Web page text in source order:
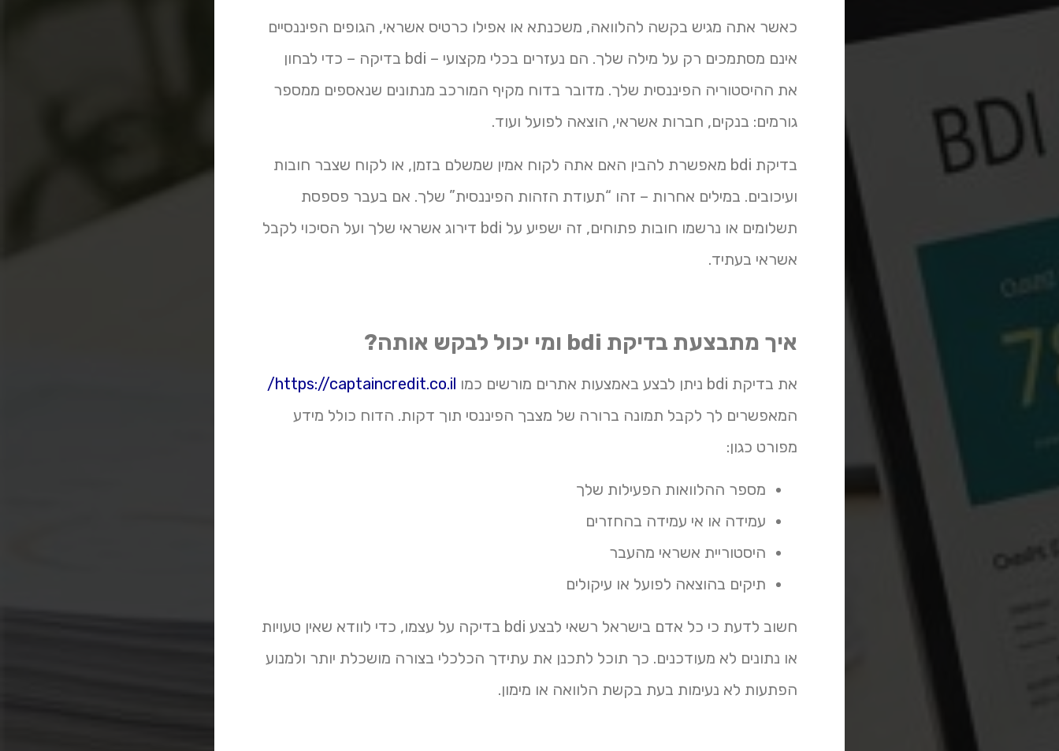
כאשר אתה מגיש בקשה להלוואה, משכנתא או אפילו כרטיס אשראי, הגופים הפיננסיים
אינם מסתמכים רק על מילה שלך. הם נעזרים בכלי מקצועי – bdi בדיקה – כדי לבחון
את ההיסטוריה הפיננסית שלך. מדובר בדוח מקיף המורכב מנתונים שנאספים ממספר
גורמים: בנקים, חברות אשראי, הוצאה לפועל ועוד.
בדיקת bdi מאפשרת להבין האם אתה לקוח אמין שמשלם בזמן, או לקוח שצבר חובות
ועיכובים. במילים אחרות – זהו “תעודת הזהות הפיננסית” שלך. אם בעבר פספסת
תשלומים או נרשמו חובות פתוחים, זה ישפיע על bdi דירוג אשראי שלך ועל הסיכוי לקבל
אשראי בעתיד.
איך מתבצעת בדיקת bdi ומי יכול לבקש אותה?
את בדיקת bdi ניתן לבצע באמצעות אתרים מורשים כמו
https://captaincredit.co.il/
המאפשרים לך לקבל תמונה ברורה של מצבך הפיננסי תוך דקות. הדוח כולל מידע
מפורט כגון:
מספר ההלוואות הפעילות שלך
עמידה או אי עמידה בהחזרים
היסטוריית אשראי מהעבר
תיקים בהוצאה לפועל או עיקולים
חשוב לדעת כי כל אדם בישראל רשאי לבצע bdi בדיקה על עצמו, כדי לוודא שאין טעויות
או נתונים לא מעודכנים. כך תוכל לתכנן את עתידך הכלכלי בצורה מושכלת יותר ולמנוע
הפתעות לא נעימות בעת בקשת הלוואה או מימון.